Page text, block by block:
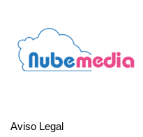
Aviso Legal